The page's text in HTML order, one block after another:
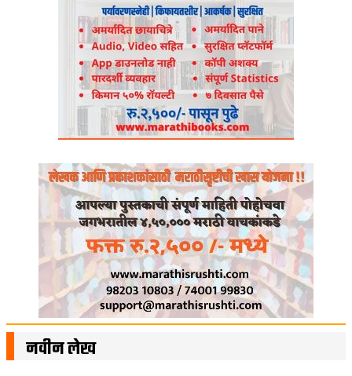
नवीन लेख